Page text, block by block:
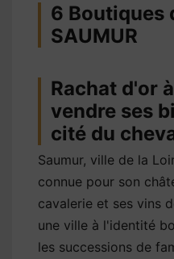
6 Boutiques
SAUMUR
Rachat d'or
vendre ses
cité du
Saumur, ville de la
connue pour son
cavalerie et ses vins
une ville à l'identité
les successions de